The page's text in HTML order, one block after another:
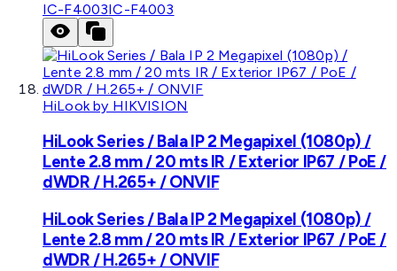
IC-F4003IC-F4003
HiLook by HIKVISION
HiLook Series / Bala IP 2 Megapixel (1080p) /
Lente 2.8 mm / 20 mts IR / Exterior IP67 / PoE /
dWDR / H.265+ / ONVIF
HiLook Series / Bala IP 2 Megapixel (1080p) /
Lente 2.8 mm / 20 mts IR / Exterior IP67 / PoE /
dWDR / H.265+ / ONVIF